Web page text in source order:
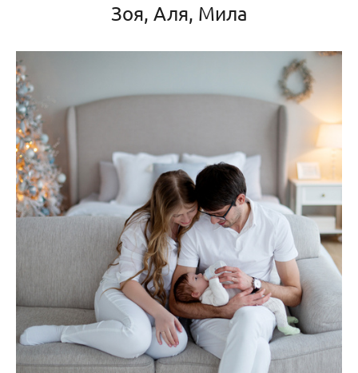
Зоя, Аля, Мила